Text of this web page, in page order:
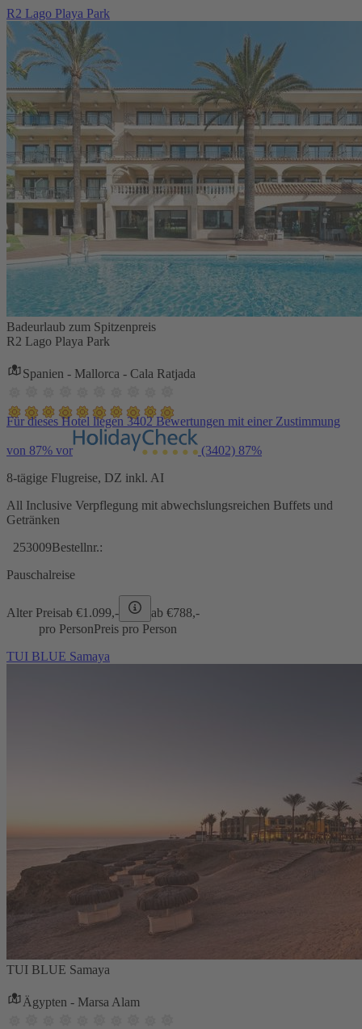
R2 Lago Playa Park
Badeurlaub zum Spitzenpreis
R2 Lago Playa Park
Spanien - Mallorca - Cala Ratjada
Für dieses Hotel liegen 3402 Bewertungen mit einer Zustimmung
von 87% vor (3402) 87%
8-tägige Flugreise, DZ inkl. AI
All Inclusive Verpflegung mit abwechslungsreichen Buffets und
Getränken
253009Bestellnr.:
Pauschalreise
Alter Preisab €1.099,- ab €788,-
pro PersonPreis pro Person
TUI BLUE Samaya
TUI BLUE Samaya
Ägypten - Marsa Alam